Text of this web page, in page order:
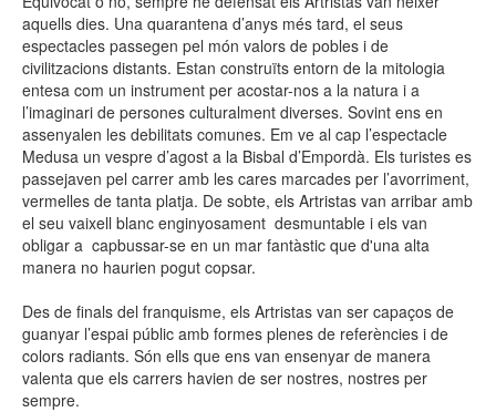
aquells dies. Una quarantena d’anys més tard, el seus
espectacles passegen pel món valors de pobles i de
civilitzacions distants. Estan construïts entorn de la mitologia
entesa com un instrument per acostar-nos a la natura i a
l’imaginari de persones culturalment diverses. Sovint ens en
assenyalen les debilitats comunes. Em ve al cap l’espectacle
Medusa un vespre d’agost a la Bisbal d’Empordà. Els turistes es
passejaven pel carrer amb les cares marcades per l’avorriment,
vermelles de tanta platja. De sobte, els Artristas van arribar amb
el seu vaixell blanc enginyosament desmuntable i els van
obligar a capbussar-se en un mar fantàstic que d'una alta
manera no haurien pogut copsar.
Des de finals del franquisme, els Artristas van ser capaços de
guanyar l’espai públic amb formes plenes de referències i de
colors radiants. Són ells que ens van ensenyar de manera
valenta que els carrers havien de ser nostres, nostres per
sempre.